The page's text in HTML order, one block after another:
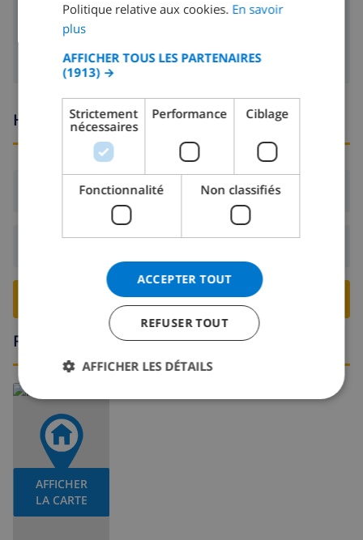
machine à laver
Heures d'arrivée et de départ
Arrivée:De 17:00 avant 20:00
RESERVER CETTE VILLA ›
Région
AFFICHER
LA CARTE
GERMAN
DANISH
Politique relative aux cookies. En savoir
plus
AFFICHER TOUS LES PARTENAIRES
(1913) →
Strictement
nécessaires
Performance Ciblage
Fonctionnalité Non classifiés
ACCEPTER TOUT
REFUSER TOUT
AFFICHER LES DÉTAILS